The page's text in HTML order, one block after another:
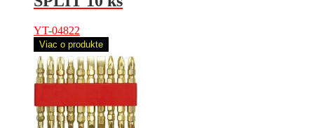
YT-04822
Viac o produkte